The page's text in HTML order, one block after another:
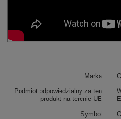
Marka
Podmiot odpowiedzialny za ten
produkt na terenie UE
Symbol